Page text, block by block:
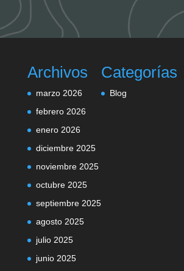
Archivos
marzo 2026
febrero 2026
enero 2026
diciembre 2025
noviembre 2025
octubre 2025
septiembre 2025
agosto 2025
julio 2025
junio 2025
Categorías
Blog